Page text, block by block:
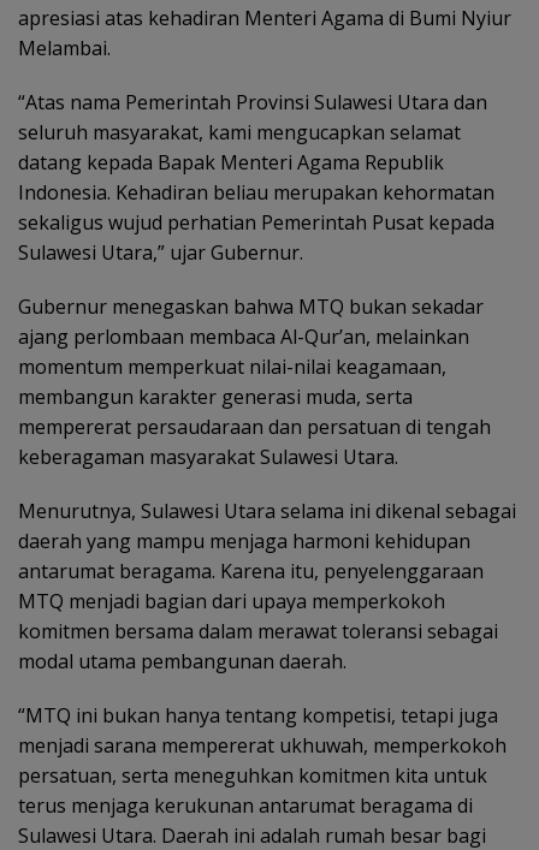
apresiasi atas kehadiran Menteri Agama di Bumi Nyiur
Melambai.
“Atas nama Pemerintah Provinsi Sulawesi Utara dan
seluruh masyarakat, kami mengucapkan selamat
datang kepada Bapak Menteri Agama Republik
Indonesia. Kehadiran beliau merupakan kehormatan
sekaligus wujud perhatian Pemerintah Pusat kepada
Sulawesi Utara,” ujar Gubernur.
Gubernur menegaskan bahwa MTQ bukan sekadar
ajang perlombaan membaca Al-Qur’an, melainkan
momentum memperkuat nilai-nilai keagamaan,
membangun karakter generasi muda, serta
mempererat persaudaraan dan persatuan di tengah
keberagaman masyarakat Sulawesi Utara.
Menurutnya, Sulawesi Utara selama ini dikenal sebagai
daerah yang mampu menjaga harmoni kehidupan
antarumat beragama. Karena itu, penyelenggaraan
MTQ menjadi bagian dari upaya memperkokoh
komitmen bersama dalam merawat toleransi sebagai
modal utama pembangunan daerah.
“MTQ ini bukan hanya tentang kompetisi, tetapi juga
menjadi sarana mempererat ukhuwah, memperkokoh
persatuan, serta meneguhkan komitmen kita untuk
terus menjaga kerukunan antarumat beragama di
Sulawesi Utara. Daerah ini adalah rumah besar bagi